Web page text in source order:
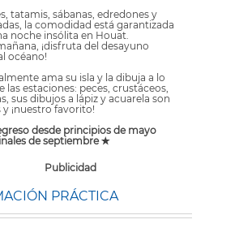
tatamis, sábanas, edredones y
la comodidad está garantizada
noche insólita en Houat.
¡disfruta del desayuno
océano!
ama su isla y la dibuja a lo
las estaciones: peces, crustáceos,
sus dibujos a lápiz y acuarela son
y ¡nuestro favorito!
desde principios de mayo
de septiembre ✭
Publicidad
PRÁCTICA